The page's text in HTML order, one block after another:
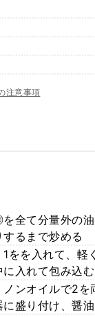
注意事項
全て分量外の
るまで炒める
をを入れて、軽
入れて包み込む
ンオイルで2を
盛り付け、醤